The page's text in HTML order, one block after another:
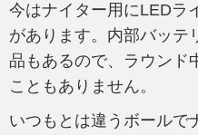
今はナイター用にLEDラ
があります。内部バッテ
品もあるので、ラウンド
こともありません。
いつもとは違うボールで